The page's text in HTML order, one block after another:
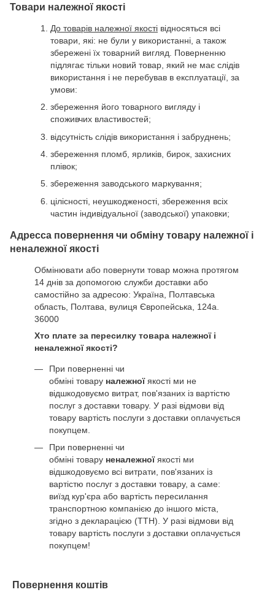
Товари належної якості
До товарів належної якості відносяться всі
товари, які: не були у використанні, а також
збережені їх товарний вигляд. Поверненню
підлягає тільки новий товар, який не має слідів
використання і не перебував в експлуатації, за
умови:
збереження його товарного вигляду і
споживчих властивостей;
відсутність слідів використання і забруднень;
збереження пломб, ярликів, бирок, захисних
плівок;
збереження заводського маркування;
цілісності, неушкодженості, збереження всіх
частин індивідуальної (заводської) упаковки;
Адресса повернення чи обміну товару належної і
неналежної якості
Обмінювати або повернути товар можна протягом
14 днів за допомогою служби доставки або
самостійно за адресою: Україна, Полтавська
область, Полтава, вулиця Європейська, 124а.
36000
Хто плате за пересилку товара належної і
неналежної якості?
При поверненні чи
обміні товару належноїякості ми не
відшкодовуємо витрат, пов'язаних із вартістю
послуг з доставки товару. У разі відмови від
товару вартість послуги з доставки оплачується
покупцем.
При поверненні чи
обміні товару неналежноїякості ми
відшкодовуємо всі витрати, пов'язаних із
вартістю послуг з доставки товару, а саме:
виїзд кур'єра або вартість пересилання
транспортною компанією до іншого міста,
згідно з декларацією (ТТН). У разі відмови від
товару вартість послуги з доставки оплачується
покупцем!
Повернення коштів